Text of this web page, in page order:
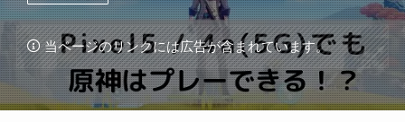
当ページのリンクには広告が含まれています。